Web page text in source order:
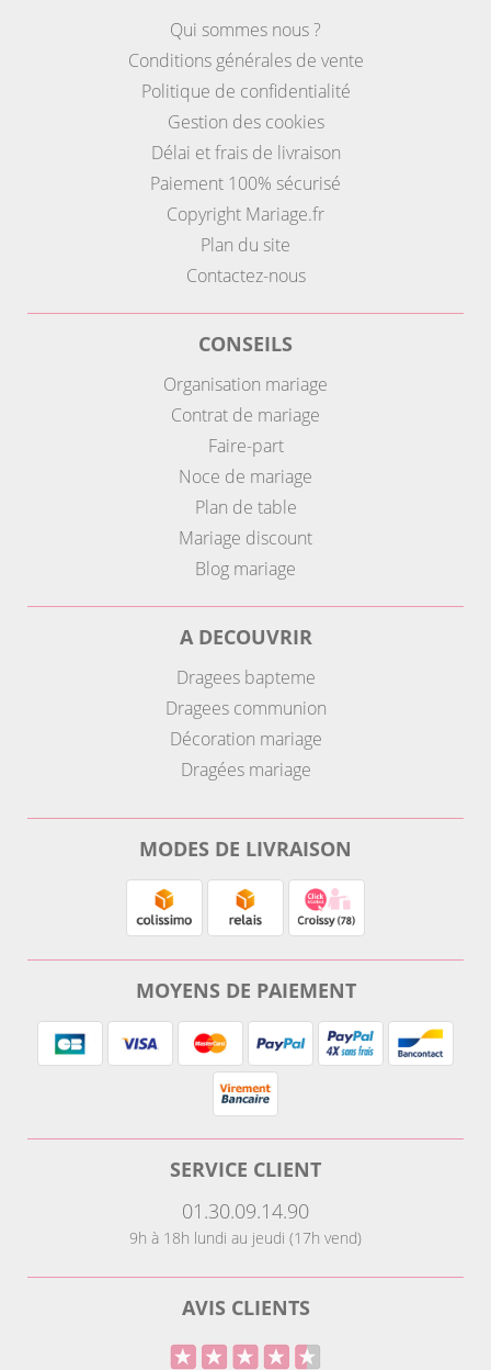
Qui sommes nous ?
Conditions générales de vente
Politique de confidentialité
Gestion des cookies
Délai et frais de livraison
Paiement 100% sécurisé
Copyright Mariage.fr
Plan du site
Contactez-nous
CONSEILS
Organisation mariage
Contrat de mariage
Faire-part
Noce de mariage
Plan de table
Mariage discount
Blog mariage
A DECOUVRIR
Dragees bapteme
Dragees communion
Décoration mariage
Dragées mariage
MODES DE LIVRAISON
MOYENS DE PAIEMENT
SERVICE CLIENT
01.30.09.14.90
9h à 18h lundi au jeudi (17h vend)
AVIS CLIENTS